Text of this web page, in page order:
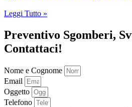
Leggi Tutto »
Preventivo Sgomberi,
Contattaci!
Nome e Cognome
Email
Oggetto
Telefono